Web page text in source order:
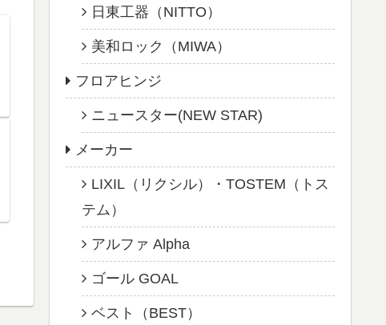
日東工器（NITTO）
美和ロック（MIWA）
フロアヒンジ
ニュースター(NEW STAR)
メーカー
LIXIL（リクシル）・TOSTEM（トス
テム）
アルファ Alpha
ゴール GOAL
ベスト（BEST）